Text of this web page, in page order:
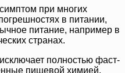
при многих
в питании,
питание, например в
странах.
полностью фаст-
пищевой химией.